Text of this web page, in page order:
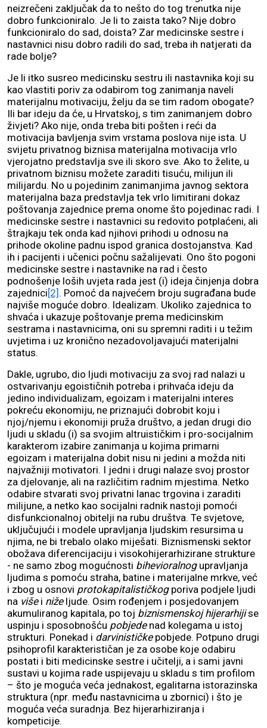
neizrečeni zaključak da to nešto do tog trenutka nije
dobro funkcioniralo. Je li to zaista tako? Nije dobro
funkcioniralo do sad, doista? Zar medicinske sestre i
nastavnici nisu dobro radili do sad, treba ih natjerati da
rade bolje?
Je li itko susreo medicinsku sestru ili nastavnika koji su
kao vlastiti poriv za odabirom tog zanimanja naveli
materijalnu motivaciju, želju da se tim radom obogate?
Ili bar ideju da će, u Hrvatskoj, s tim zanimanjem dobro
živjeti? Ako nije, onda treba biti pošten i reći da
motivacija bavljenja svim vrstama poslova nije ista. U
svijetu privatnog biznisa materijalna motivacija vrlo
vjerojatno predstavlja sve ili skoro sve. Ako to želite, u
privatnom biznisu možete zaraditi tisuću, milijun ili
milijardu. No u pojedinim zanimanjima javnog sektora
materijalna baza predstavlja tek vrlo limitirani dokaz
poštovanja zajednice prema onome što pojedinac radi. I
medicinske sestre i nastavnici su redovito potplaćeni, ali
štrajkaju tek onda kad njihovi prihodi u odnosu na
prihode okoline padnu ispod granica dostojanstva. Kad
ih i pacijenti i učenici počnu sažalijevati. Ono što pogoni
medicinske sestre i nastavnike na rad i često
podnošenje loših uvjeta rada jest (i) ideja činjenja dobra
zajednici [2] . Pomoć da najvećem broju sugrađana bude
najviše moguće dobro. Idealizam. Ukoliko zajednica to
shvaća i ukazuje poštovanje prema medicinskim
sestrama i nastavnicima, oni su spremni raditi i u težim
uvjetima i uz kronično nezadovoljavajući materijalni
status.
Dakle, ugrubo, dio ljudi motivaciju za svoj rad nalazi u
ostvarivanju egoističnih potreba i prihvaća ideju da
jedino individualizam, egoizam i materijalni interes
pokreću ekonomiju, ne priznajući dobrobit koju i
njoj/njemu i ekonomiji pruža društvo, a jedan drugi dio
ljudi u skladu (i) sa svojim altruističkim i pro-socijalnim
karakterom izabire zanimanja u kojima primarni
egoizam i materijalna dobit nisu ni jedini a možda niti
najvažniji motivatori. I jedni i drugi nalaze svoj prostor
za djelovanje, ali na različitim radnim mjestima. Netko
odabire stvarati svoj privatni lanac trgovina i zaraditi
milijune, a netko kao socijalni radnik nastoji pomoći
disfunkcionalnoj obitelji na rubu društva. Te svjetove,
uključujući i modele upravljanja ljudskim resursima u
njima, ne bi trebalo olako miješati. Biznismenski sektor
obožava diferencijaciju i visokohijerarhizirane strukture
- ne samo zbog mogućnosti bihevioralnogupravljanja
ljudima s pomoću straha, batine i materijalne mrkve, već
i zbog u osnovi protokapitalističkogporiva podjele ljudi
na višei niželjude. Osim rođenjem i posjedovanjem
akumuliranog kapitala, po toj biznismenskoj hijerarhijise
uspinju i sposobnošću pobjedenad kolegama u istoj
strukturi. Ponekad i darvinističkepobjede. Potpuno drugi
psihoprofil karakterističan je za osobe koje odabiru
postati i biti medicinske sestre i učitelji, a i sami javni
sustavi u kojima rade uspijevaju u skladu s tim profilom
– što je moguća veća jednakost, egalitarna istorazinska
struktura (npr. među nastavnicima u zbornici) i što je
moguća veća suradnja. Bez hijerarhiziranja i
kompeticije.